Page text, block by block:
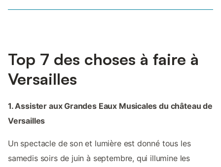
Top 7 des choses à faire à
Versailles
1. Assister aux Grandes Eaux Musicales du château de
Versailles
Un spectacle de son et lumière est donné tous les
samedis soirs de juin à septembre, qui illumine les